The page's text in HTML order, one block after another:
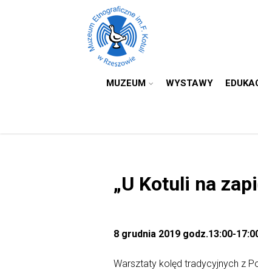
MUZEUM WYSTAWY
„U Kotuli na
8 grudnia 2019 godz.13:00-
Warsztaty kolęd tradycyjnych z